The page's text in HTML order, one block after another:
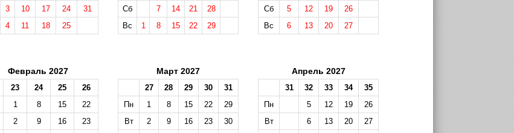
3 10 17 24
31
4 11 18 25
Сб
7 14 21
28
Вс
1 8 15 22 29
Сб
5 12 19
26
Вс
6 13 20 27
Февраль 2027
23 24 25
26
1 8 15
22
2 9 16
23
Март 2027
27 28 29 30
31
Пн
1 8 15 22
29
Вт
2 9 16 23
30
Апрель 2027
31 32 33 34
35
Пн
5 12 19
26
Вт
6 13 20
27